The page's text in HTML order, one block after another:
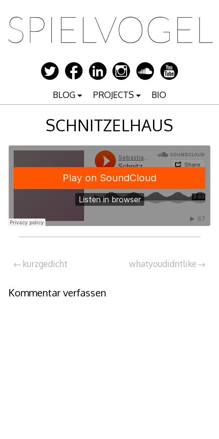
Inhalt
springen
BLOG PROJECTS BIO
SCHNITZELHAUS
Beitragsnavigation
kurzgedicht whatyoudidntlike
Kommentar verfassen